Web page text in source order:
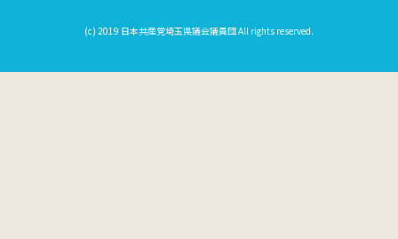
(c) 2019 日本共産党埼玉県議会議員団 All rights reserved.